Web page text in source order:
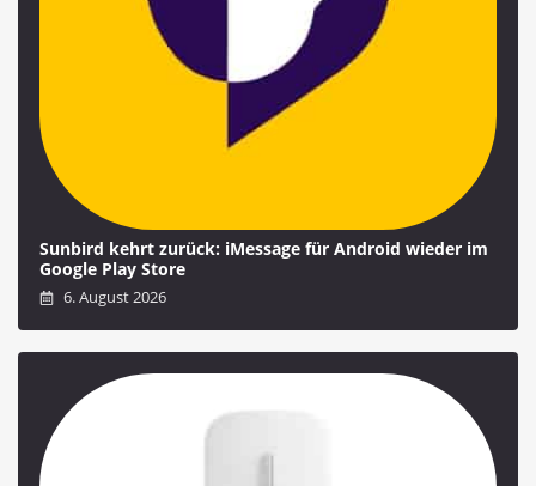
Sunbird kehrt zurück: iMessage für Android wieder im
Google Play Store
6. August 2026